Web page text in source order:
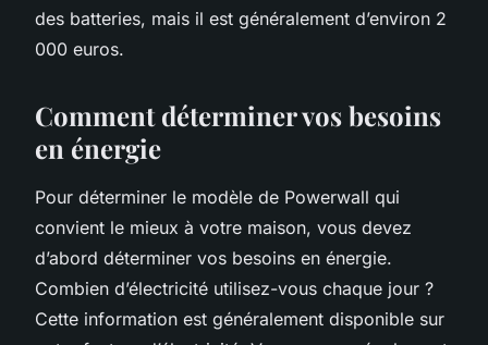
des batteries, mais il est généralement d’environ 2
000 euros.
Comment déterminer vos besoins
en énergie
Pour déterminer le modèle de Powerwall qui
convient le mieux à votre maison, vous devez
d’abord déterminer vos besoins en énergie.
Combien d’électricité utilisez-vous chaque jour ?
Cette information est généralement disponible sur